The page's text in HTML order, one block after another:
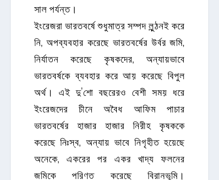
সাল পর্যন্ত।
ইংরেজরা ভারতবর্ষে শুধুমাত্র সম্পদ লুন্ঠনই করে
নি, অপব্যবহার করেছে ভারতবর্ষের উর্বর জমি,
নির্যাতন করেছে কৃষকদের, অন্যায়ভাবে
ভারতবর্ষকে ব্যবহার করে আয় করেছে বিপুল
অর্থ। এই দু’শো বছরেরও বেশী সময় ধরে
ইংরেজদের চীনে অবৈধ আফিম পাচার
ভারতবর্ষের হাজার হাজার নিরীহ কৃষককে
করেছে নিঃস্ব, অন্যায় ভাবে নিগৃহীত হয়েছে
অনেকে, একরের পর একর খাদ্য ফলনের
জমিকে পরিণত করেছে বিরানভূমি।